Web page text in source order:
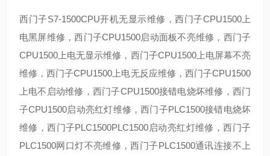
西门子S7-1500CPU开机无显示维修，西门子CPU1500上
电黑屏维修，西门子CPU1500启动面板不亮维修，西门子
CPU1500上电无显示维修，西门子CPU1500上电屏幕不亮
维修，西门子CPU1500上电无反应维修，西门子CPU1500
上电不启动维修，西门子CPU1500接错电烧坏维修，西门
子CPU1500启动亮红灯维修，西门子PLC1500接错电烧坏
维修，西门子PLC1500PLC1500启动亮红灯维修，西门子
PLC1500网口灯不亮维修，西门子PLC1500通讯连接不上